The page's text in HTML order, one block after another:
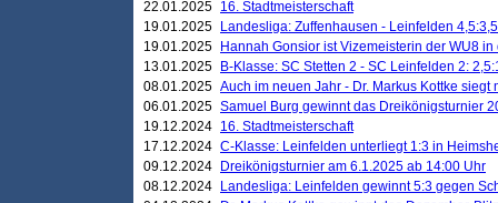
22.01.2025 16. Stadtmeisterschaft
19.01.2025
Landesliga: Zuffenhausen - Leinfelden 4,5:3,5
19.01.2025
Hannah Gonsior ist Vizemeisterin der WU8 in
13.01.2025
B-Klasse: SC Stetten 2 - SC Leinfelden 2:
08.01.2025 Auch im neuen Jahr - Dr. Markus Kottke
06.01.2025 Samuel Burg gewinnt das Dreikönigsturnier
19.12.2024 16. Stadtmeisterschaft
17.12.2024 C-Klasse: Leinfelden unterliegt 1:3 in
09.12.2024
Dreikönigsturnier am 6.1.2025 ab 14:00 Uhr
08.12.2024
Landesliga: Leinfelden gewinnt 5:3 gegen